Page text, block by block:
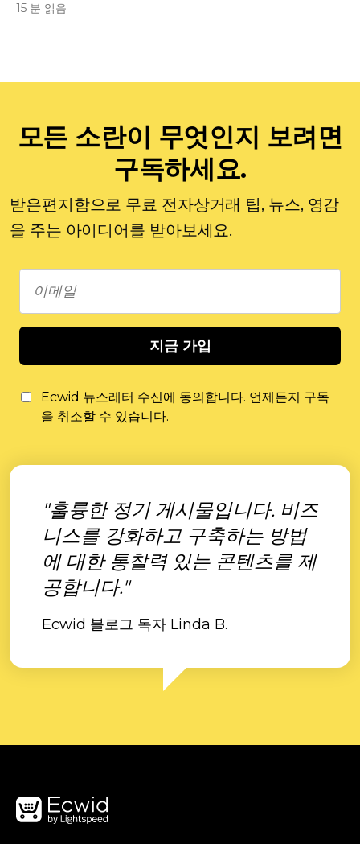
15 분 읽음
모든 소란이 무엇인지 보려면
구독하세요.
받은편지함으로 무료 전자상거래 팁, 뉴스, 영감
을 주는 아이디어를 받아보세요.
지금 가입
Ecwid 뉴스레터 수신에 동의합니다. 언제든지 구독
을 취소할 수 있습니다.
"훌륭한 정기 게시물입니다. 비즈
니스를 강화하고 구축하는 방법
에 대한 통찰력 있는 콘텐츠를 제
공합니다."
Ecwid 블로그 독자 Linda B.